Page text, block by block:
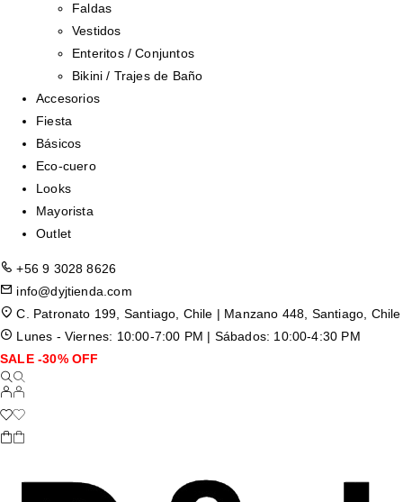
Faldas
Vestidos
Enteritos / Conjuntos
Bikini / Trajes de Baño
Accesorios
Fiesta
Básicos
Eco-cuero
Looks
Mayorista
Outlet
+56 9 3028 8626
info@dyjtienda.com
C. Patronato 199, Santiago, Chile | Manzano 448, Santiago, Chile
Lunes - Viernes: 10:00-7:00 PM | Sábados: 10:00-4:30 PM
SALE -30% OFF